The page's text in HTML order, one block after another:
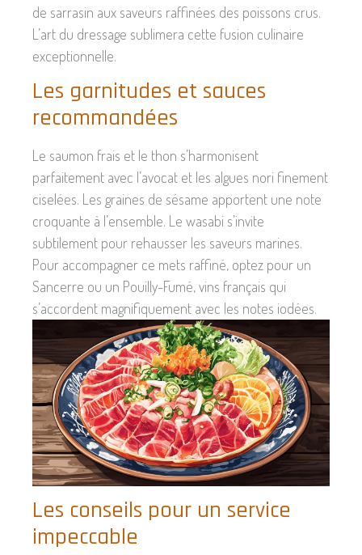
de sarrasin aux saveurs raffinées des poissons crus.
L’art du dressage sublimera cette fusion culinaire
exceptionnelle.
Les garnitudes et sauces
recommandées
Le saumon frais et le thon s’harmonisent
parfaitement avec l’avocat et les algues nori finement
ciselées. Les graines de sésame apportent une note
croquante à l’ensemble. Le wasabi s’invite
subtilement pour rehausser les saveurs marines.
Pour accompagner ce mets raffiné, optez pour un
Sancerre ou un Pouilly-Fumé, vins français qui
s’accordent magnifiquement avec les notes iodées.
Les conseils pour un service
impeccable